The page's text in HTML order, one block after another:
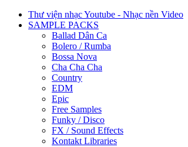
Thư viện nhạc Youtube - Nhạc nền Video
SAMPLE PACKS
Ballad Dân Ca
Bolero / Rumba
Bossa Nova
Cha Cha Cha
Country
EDM
Epic
Free Samples
Funky / Disco
FX / Sound Effects
Kontakt Libraries